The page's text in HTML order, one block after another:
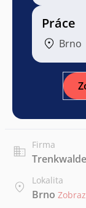
Práce
Brno
Firma
Lokalita
Brno